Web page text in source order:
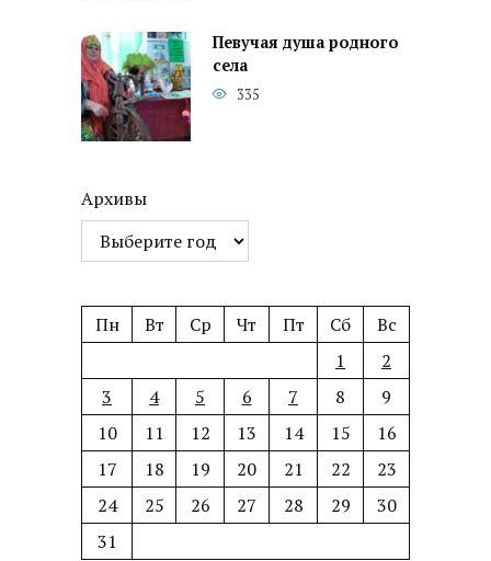
Певучая душа родного
села
335
Архивы
Пн Вт Ср Чт Пт Сб
Вс
1
2
3
4 5 6 7 8
9
10
11 12 13 14 15
16
17
18 19 20 21 22
23
24
25 26 27 28 29
30
31